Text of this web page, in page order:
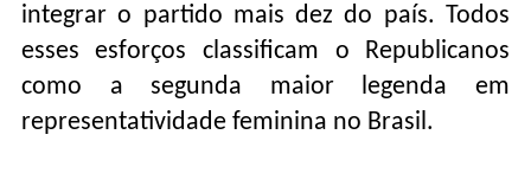
integrar o partido mais dez do país. Todos
esses esforços classificam o Republicanos
como a segunda maior legenda em
representatividade feminina no Brasil.